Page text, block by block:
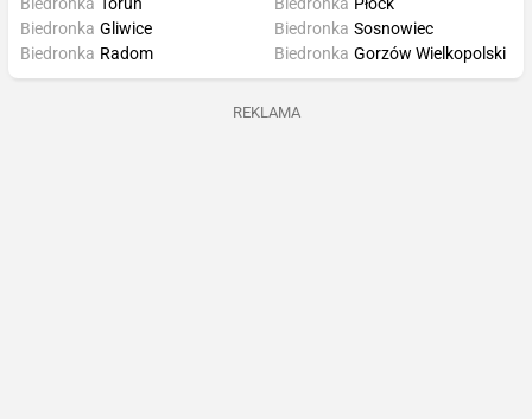
Biedronka Gliwice
Biedronka Radom
Biedronka Sosnowiec
Biedronka Gorzów Wielkopolski
REKLAMA